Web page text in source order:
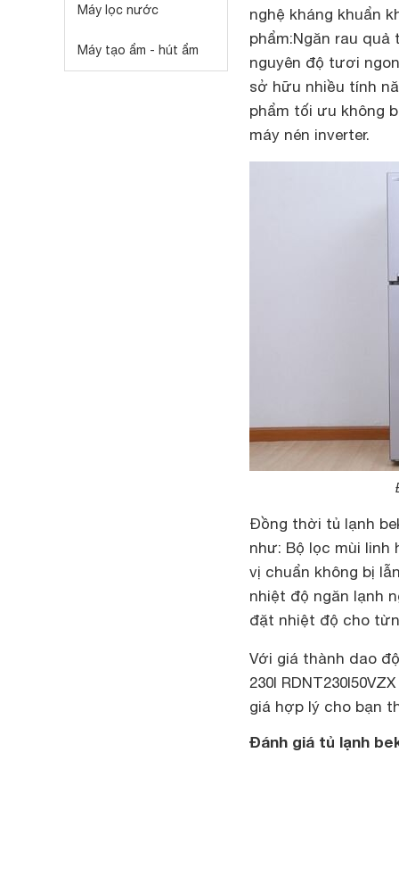
Máy lọc nước
Máy tạo ẩm - hút ẩm
nghệ kháng khuẩn
phẩm:Ngăn rau quả
nguyên độ tươi
sở hữu nhiều tính
phẩm tối ưu không
máy nén inverter.
Đồng thời tủ lạnh
như: Bộ lọc mùi
vị chuẩn không bị
nhiệt độ ngăn lạnh
đặt nhiệt độ cho
Với giá thành dao
230l
giá hợp lý cho bạn
Đánh giá tủ lạnh